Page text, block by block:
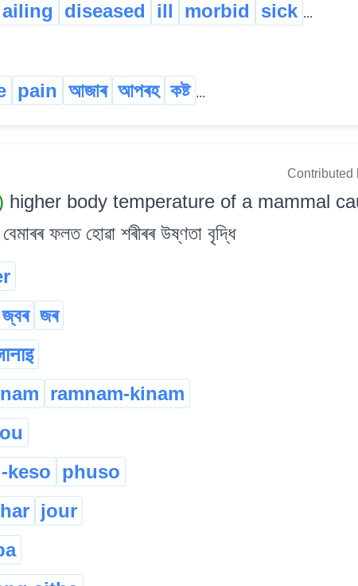
ailing diseased ill morbid sick ...
pain আজাৰ আপৰহ কষ্ট ...
Contributed
higher body temperature of a mammal
ফলত হোৱা শৰীৰৰ উষ্ণতা বৃদ্ধি
জ্বৰ জৰ
ramnam-kinam
keso phuso
jour